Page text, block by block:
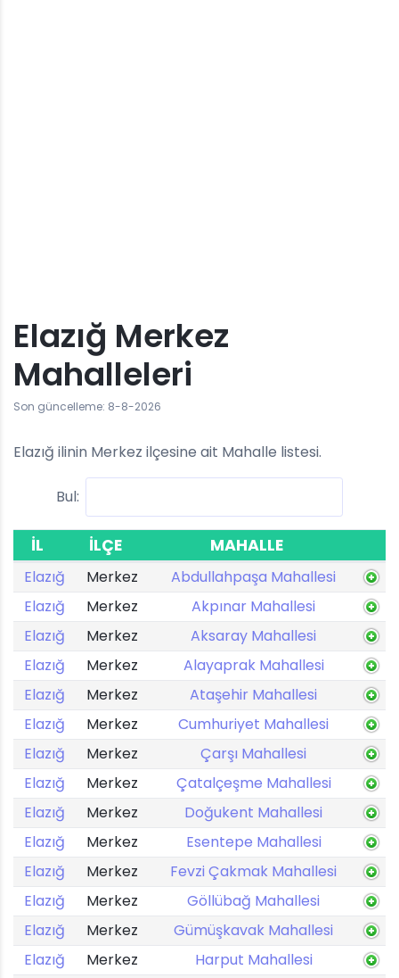
Elazığ Merkez
Mahalleleri
Son güncelleme: 8-8-2026
Elazığ ilinin Merkez ilçesine ait Mahalle listesi.
Bul:
İL İLÇE MAHALLE
Elazığ Merkez
Abdullahpaşa Mahallesi
Elazığ
Merkez
Akpınar Mahallesi
Elazığ
Merkez
Aksaray Mahallesi
Elazığ
Merkez
Alayaprak Mahallesi
Elazığ
Merkez
Ataşehir Mahallesi
Elazığ
Merkez
Cumhuriyet Mahallesi
Elazığ
Merkez
Çarşı Mahallesi
Elazığ
Merkez
Çatalçeşme Mahallesi
Elazığ
Merkez
Doğukent Mahallesi
Elazığ
Merkez
Esentepe Mahallesi
Elazığ
Merkez
Fevzi Çakmak Mahallesi
Elazığ
Merkez
Göllübağ Mahallesi
Elazığ
Merkez
Gümüşkavak Mahallesi
Elazığ
Merkez
Harput Mahallesi